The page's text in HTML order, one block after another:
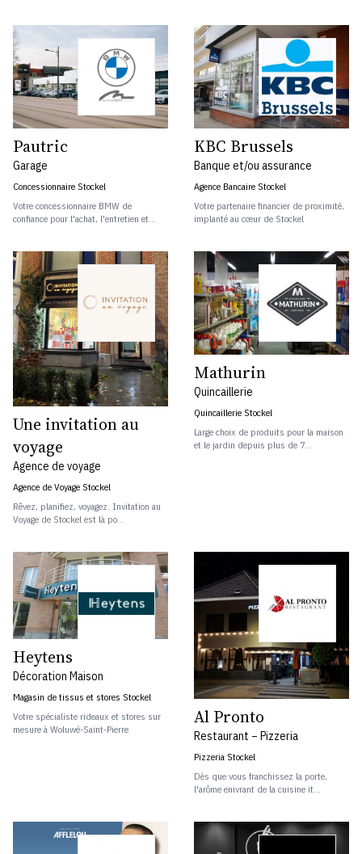
Pautric
Garage
Concessionnaire Stockel
Votre concessionnaire BMW de
confiance pour l'achat, l'entretien et...
KBC Brussels
Banque et/ou assurance
Agence Bancaire Stockel
Votre partenaire financier de proximité,
implanté au cœur de Stockel
Une invitation au
voyage
Agence de voyage
Agence de Voyage Stockel
Rêvez, planifiez, voyagez. Invitation au
Voyage de Stockel est là po...
Mathurin
Quincaillerie
Quincaillerie Stockel
Large choix de produits pour la maison
et le jardin depuis plus de 7...
Heytens
Décoration Maison
Magasin de tissus et stores Stockel
Votre spécialiste rideaux et stores sur
mesure à Woluwé-Saint-Pierre
Al Pronto
Restaurant – Pizzeria
Pizzeria Stockel
Dès que vous franchissez la porte,
l'arôme enivrant de la cuisine it...